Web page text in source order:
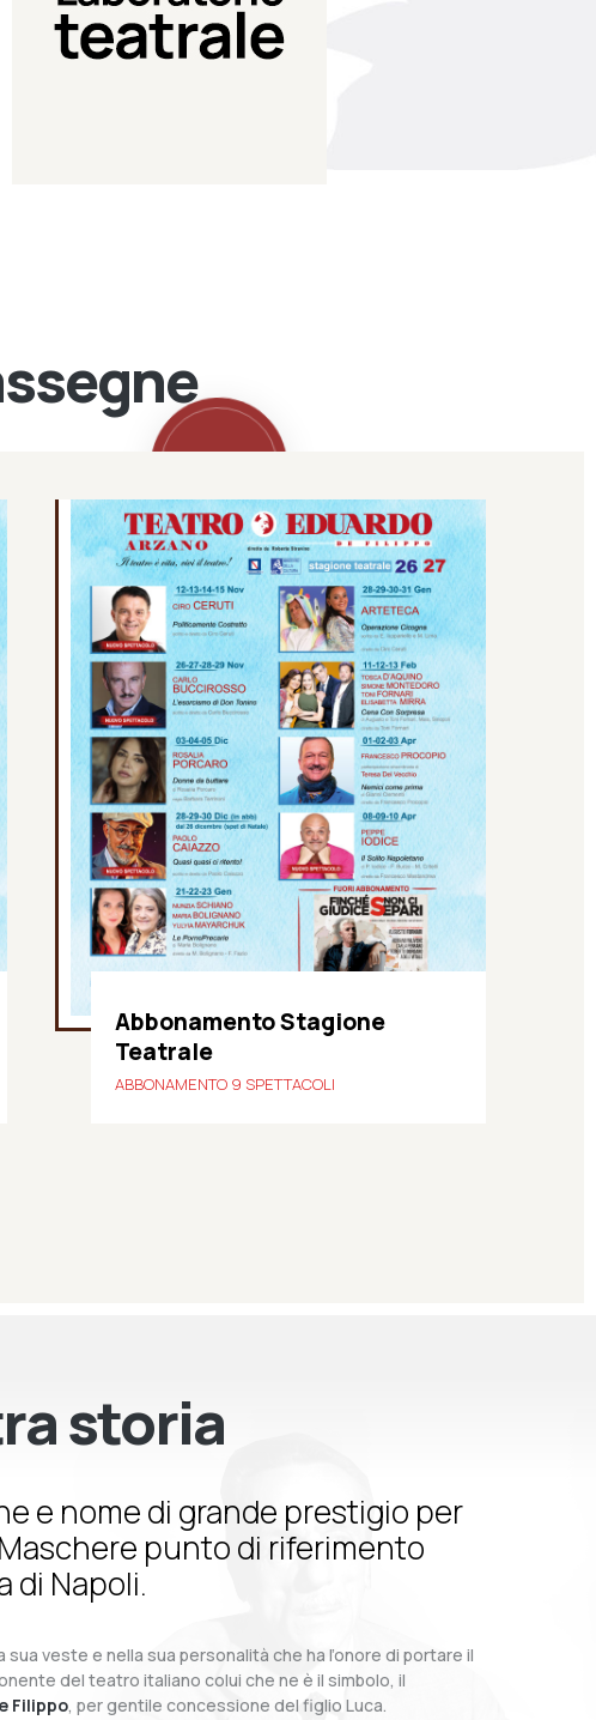
Laboratorio di teatro del
Teatro Eduardo de Filippo
Abbonamento Stagione
Teatrale
ABBONAMENTO 9 SPETTACOLI
storia
e nome di grande prestigio per
Maschere punto di riferimento
di Napoli.
veste e nella sua personalità che ha l’onore di portare il
del teatro italiano colui che ne è il simbolo, il
Filippo, per gentile concessione del figlio Luca.